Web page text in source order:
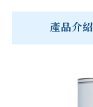
產品介紹